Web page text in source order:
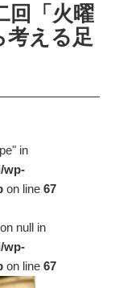
回「火曜
考える足
in
wp-
on line67
null in
wp-
on line67